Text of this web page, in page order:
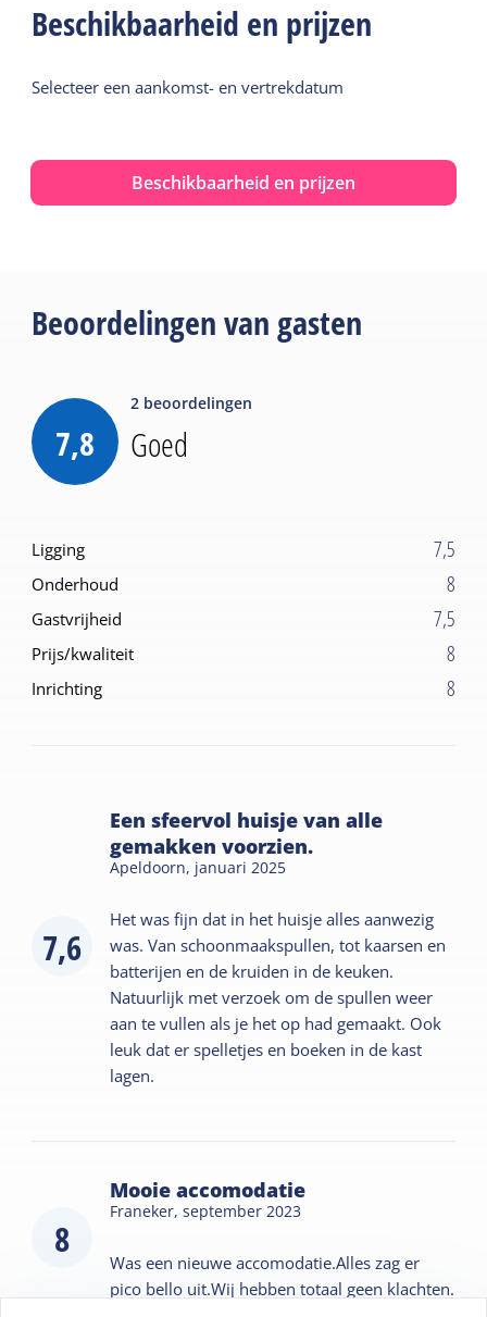
Beschikbaarheid en prijzen
Selecteer een aankomst- en vertrekdatum
Beschikbaarheid en prijzen
Beoordelingen van gasten
7,8
2 beoordelingen
Goed
Ligging 7,5
Onderhoud 8
Gastvrijheid 7,5
Prijs/kwaliteit 8
Inrichting 8
7,6
Een sfeervol huisje van alle
gemakken voorzien.
Apeldoorn, januari 2025
Het was fijn dat in het huisje alles aanwezig
was. Van schoonmaakspullen, tot kaarsen en
batterijen en de kruiden in de keuken.
Natuurlijk met verzoek om de spullen weer
aan te vullen als je het op had gemaakt. Ook
leuk dat er spelletjes en boeken in de kast
lagen.
8
Mooie accomodatie
Franeker,september 2023
Was een nieuwe accomodatie.Alles zag er
pico bello uit.Wij hebben totaal geen klachten.